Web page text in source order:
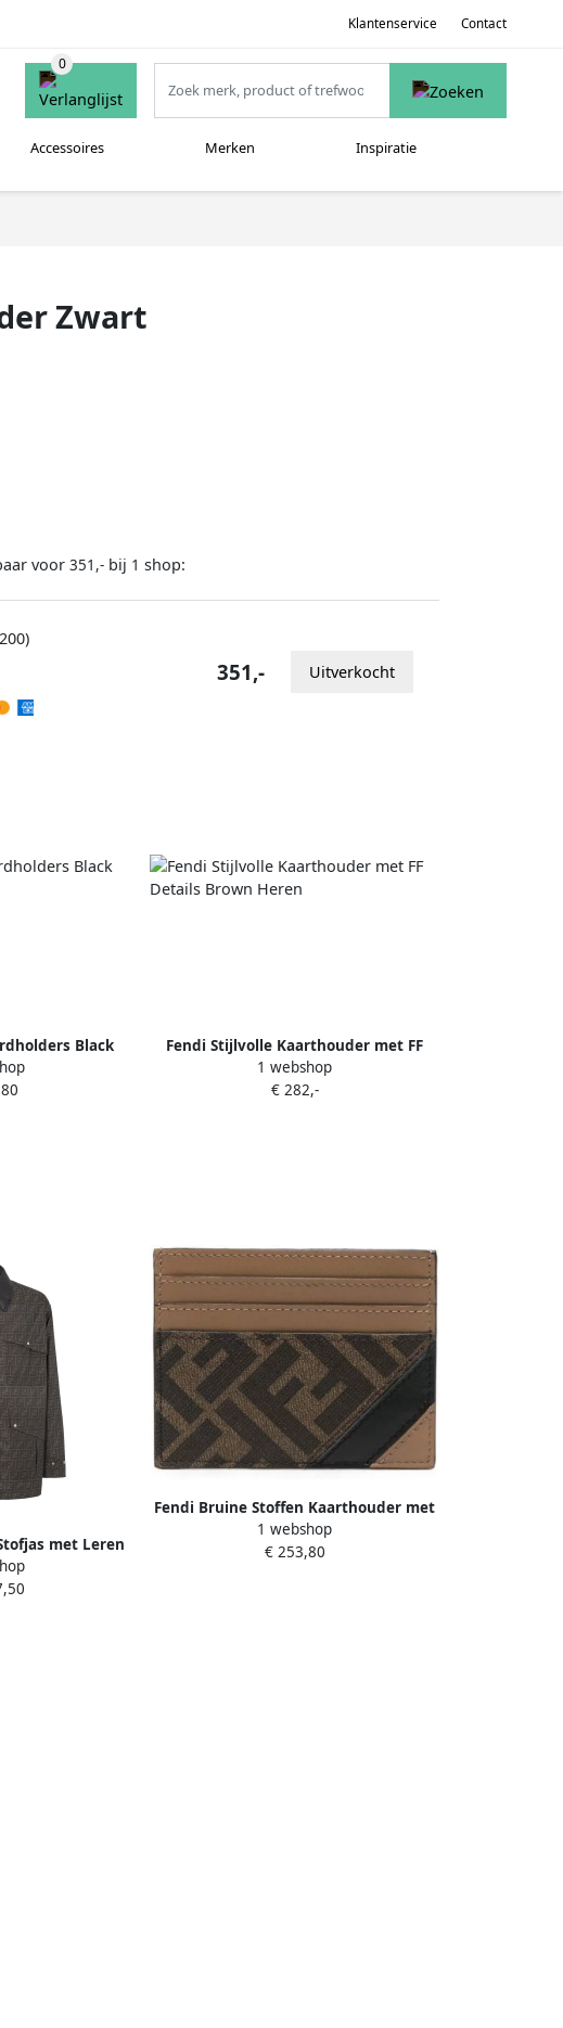
Klantenservice Contact
Accessoires Merken Inspiratie
Zwart
voor 351,- bij 1 shop:
351,- Uitverkocht
Black
Fendi Stijlvolle Kaarthouder met FF
Details Brown Heren
1 webshop
€ 282,-
met Leren
Heren
Fendi Bruine Stoffen Kaarthouder met
Iconisch Monogram Brown Heren
1 webshop
€ 253,80